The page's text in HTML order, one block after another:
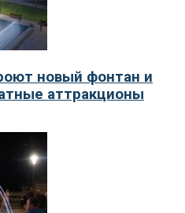
новый фонтан и
аттракционы